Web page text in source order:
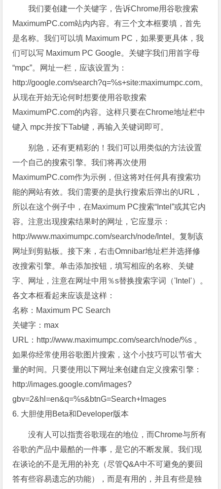
我们要创建一个关键字，告诉Chrome用谷歌搜索
MaximumPC.com站内内容。有三个文本框要填，首先
是名称。我们可以填 Maximum PC，如果要更具体，我
们可以写 Maximum PC Google。关键字我们用首字母
“mpc”。网址一栏，应该设置为：
http://google.com/search?q=%s+site:maximumpc.com。
从现在开始无论何时想要使用谷歌搜索
MaximumPC.com的内容。这样只要在Chrome地址栏中
键入 mpc并按下Tab键，再输入关键词即可。
别急，还有更精彩的！我们可以用类似的方法设置
一个自己的搜索引擎。我们将再次使用
MaximumPC.com作为示例，但这将对任何具有搜索功
能的网站有效。我们需要的是执行搜索后弹出的URL，
所以在这个例子中，在Maximum PC搜索“Intel”或其它内
容。注意出现搜索结果时的网址，它应显示：
http://www.maximumpc.com/search/node/Intel。复制该
网址到剪贴板。接下来，右击Omnibar地址栏并选择修
改搜索引擎。单击添加按钮，填写相应的名称、关键
字、网址，注意在网址中用％s替换搜索字词（'Intel'）。
各文本框看起来应该是这样：
名称：Maximum PC Search
关键字：max
URL：http://www.maximumpc.com/search/node/%s 。
如果你经常使用谷歌图片搜索，这个小技巧可以节省大
量的时间。只要使用以下网址来创建自定义搜索引擎：
http://images.google.com/images?
gbv=2&hl=en&q=%s&btnG=Search+Images
6. 大胆使用Beta和Developer版本
没有人可以指责谷歌现在的地位，而Chrome与所有
谷歌的产品中最酷的一件事，是它的不断发展。我们现
在谈论的不是无用的补充（尽管Q&A中不可避免的要回
答有些容易遗忘的功能），而是有用的，并且有些是独